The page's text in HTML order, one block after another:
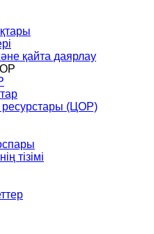
қайта даярлау
ресурстары (ЦОР)
тізімі